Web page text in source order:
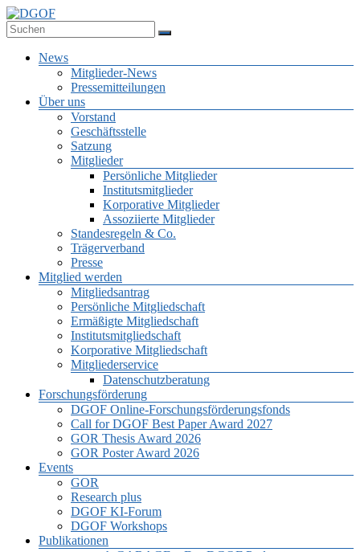
Zum
Inhalt
springen
Deutsche Gesellschaft für Online-Forschung e.V.
Menü
News
Mitglieder-News
Pressemitteilungen
Über uns
Vorstand
Geschäftsstelle
Satzung
Mitglieder
Persönliche Mitglieder
Institutsmitglieder
Korporative Mitglieder
Assoziierte Mitglieder
Standesregeln & Co.
Trägerverband
Presse
Mitglied werden
Mitgliedsantrag
Persönliche Mitgliedschaft
Ermäßigte Mitgliedschaft
Institutsmitgliedschaft
Korporative Mitgliedschaft
Mitgliederservice
Datenschutzberatung
Forschungsförderung
DGOF Online-Forschungsförderungsfonds
Call for DGOF Best Paper Award 2027
GOR Thesis Award 2026
GOR Poster Award 2026
Events
GOR
Research plus
DGOF KI-Forum
DGOF Workshops
Publikationen